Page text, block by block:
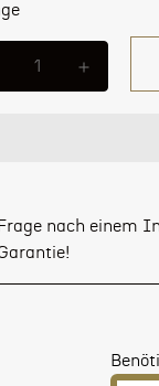
Frage nach einem